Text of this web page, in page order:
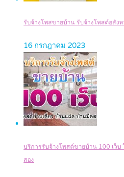
รับจ้างโพสขายบ้าน รับจ้างโพสต์อสังห
16 กรกฎาคม 2023
บริการรับจ้างโพสต์ขายบ้าน 100 เว็
สอง